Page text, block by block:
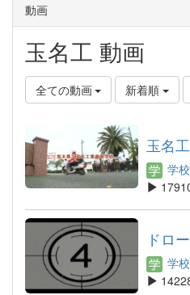
動画
玉名工 動画
全ての動画 新着順
玉名
学
ドロ
学